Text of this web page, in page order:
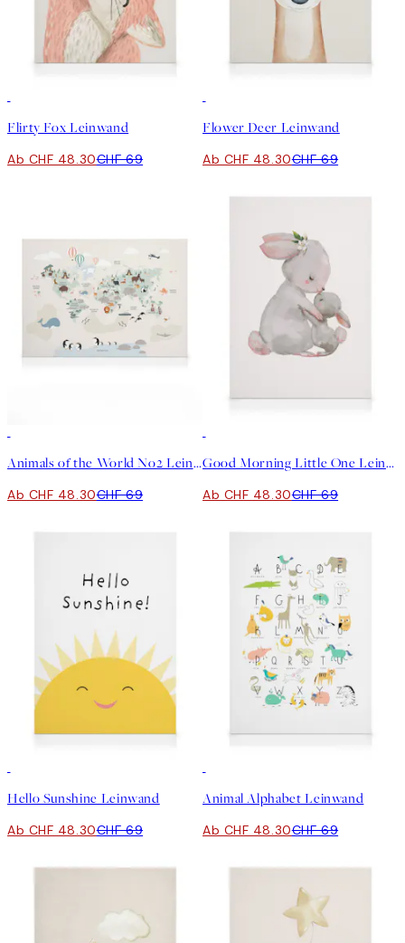
Flirty Fox Leinwand
Ab CHF 48.30CHF 69
Flower Deer Leinwand
Ab CHF 48.30CHF 69
Animals of the World No2 Leinwand
Ab CHF 48.30CHF 69
Good Morning Little One Leinwand
Ab CHF 48.30CHF 69
Hello Sunshine Leinwand
Ab CHF 48.30CHF 69
Animal Alphabet Leinwand
Ab CHF 48.30CHF 69